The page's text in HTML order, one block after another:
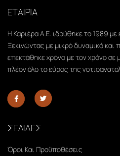
ΕΤΑΙΡΙΑ
Η Καριέρα Α.Ε. ιδρύθηκε το 1989 με
Ξεκινώντας με μικρό δυναμικό και
επεκτάθηκε χρόνο με τον χρόνο σε
πλέον όλο το εύρος της
ΣΕΛΙΔΕΣ
Όροι Και Προϋποθέσεις